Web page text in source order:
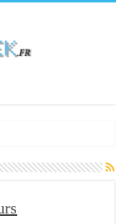
(environnement